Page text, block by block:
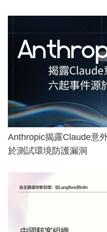
Anthropic揭露Claude意
於測試環境防護漏洞